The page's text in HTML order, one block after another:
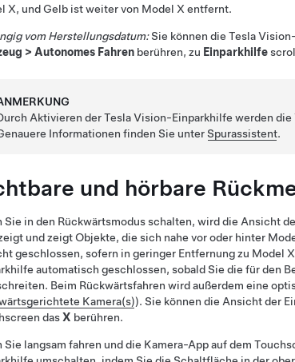
X, und Gelb ist weiter von Model X entfernt.
vom Herstellungsdatum:Sie können die Tesla
> Autonomes Fahren berühren, zu Einparkhilfe
Aktivieren der Tesla Vision-Einparkhilfe werden
Informationen finden Sie unterSpurassistent.
und hörbare
Sie in den Rückwärtsmodus schalten, wird die Ansicht
und zeigt Objekte, die sich nahe vor oder hinter
geschlossen, sofern in geringer Entfernung zu Model X
automatisch geschlossen, sobald Sie die für den
Beim Rückwärtsfahren wird außerdem eine
Kamera(s)). Sie können die Ansicht der
dasX berühren.
Sie langsam fahren und die Kamera-App auf dem